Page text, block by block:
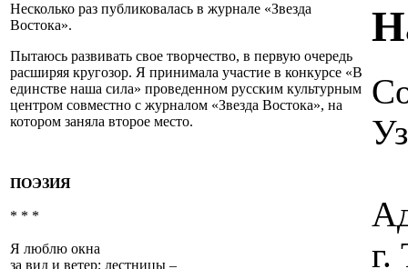
Несколько раз публиковалась в журнале «Звезда
Востока».
Пытаюсь развивать свое творчество, в первую очередь
расширяя кругозор. Я принимала участие в конкурсе «В
единстве наша сила» проведенном русским культурным
центром совместно с журналом «Звезда Востока», на
котором заняла второе место.
ПОЭЗИЯ
* * *
Я люблю окна
за вид и ветер; лестницы –